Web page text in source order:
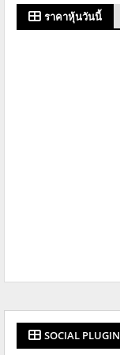
ราคาหุ้นวันนี้
SOCIAL PLUGIN